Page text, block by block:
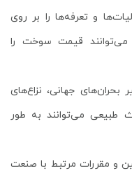
و تعرفه‌ها را بر روی
قیمت سوخت را
بحران‌های جهانی، نزاع‌های
طبیعی می‌توانند به طور
و مقررات مرتبط با صنعت